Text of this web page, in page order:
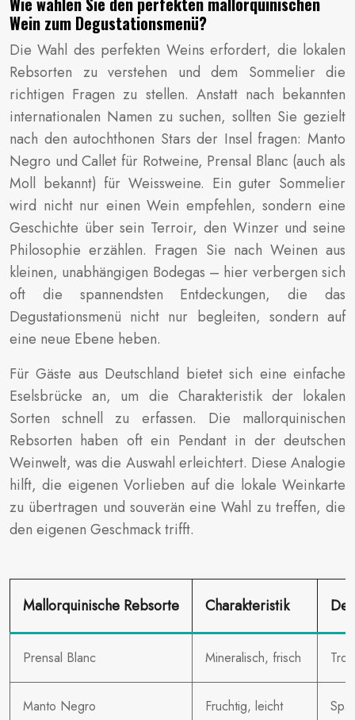
Wein zum Degustationsmenü?
Die Wahl des perfekten Weins erfordert, die lokalen
Rebsorten zu verstehen und dem Sommelier die
richtigen Fragen zu stellen. Anstatt nach bekannten
internationalen Namen zu suchen, sollten Sie gezielt
nach den autochthonen Stars der Insel fragen: Manto
Negro und Callet für Rotweine, Prensal Blanc (auch als
Moll bekannt) für Weissweine. Ein guter Sommelier
wird nicht nur einen Wein empfehlen, sondern eine
Geschichte über sein Terroir, den Winzer und seine
Philosophie erzählen. Fragen Sie nach Weinen aus
kleinen, unabhängigen Bodegas – hier verbergen sich
oft die spannendsten Entdeckungen, die das
Degustationsmenü nicht nur begleiten, sondern auf
eine neue Ebene heben.
Für Gäste aus Deutschland bietet sich eine einfache
Eselsbrücke an, um die Charakteristik der lokalen
Sorten schnell zu erfassen. Die mallorquinischen
Rebsorten haben oft ein Pendant in der deutschen
Weinwelt, was die Auswahl erleichtert. Diese Analogie
hilft, die eigenen Vorlieben auf die lokale Weinkarte
zu übertragen und souverän eine Wahl zu treffen, die
den eigenen Geschmack trifft.
Mallorquinische Rebsorte Charakteristik
Prensal Blanc Mineralisch, frisch
Manto Negro Fruchtig, leicht